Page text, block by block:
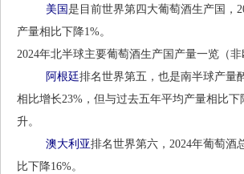
美国 是目前世界第四大葡萄酒生产国，
产量相比下降1%。
2024年北半球主要葡萄酒生产国产量一览（
阿根廷排名世界第五，也是南半球产量
相比增长23%，但与过去五年平均产量相比
升。
澳大利亚排名世界第六，2024年葡萄酒
比下降16%。